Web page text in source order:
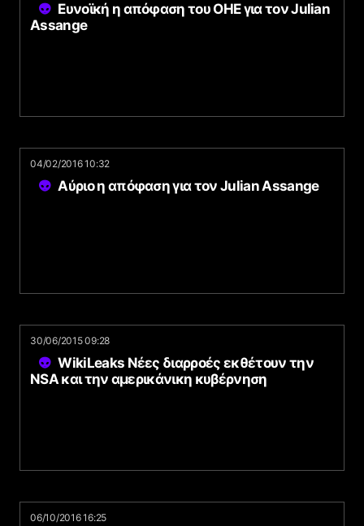
Ευνοϊκή η απόφαση του ΟΗΕ για τον Julian
Assange
04/02/2016 10:32
Αύριο η απόφαση για τον Julian Assange
30/06/2015 09:28
WikiLeaks Νέες διαρροές εκθέτουν την
NSA και την αμερικάνικη κυβέρνηση
06/10/2016 16:25